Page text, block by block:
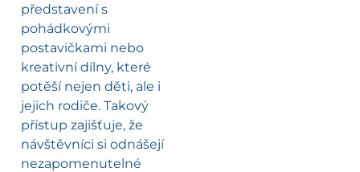
představení s
pohádkovými
postavičkami nebo
kreativní dílny, které
potěší nejen děti, ale i
jejich rodiče. Takový
přístup zajišťuje, že
návštěvníci si odnášejí
nezapomenutelné